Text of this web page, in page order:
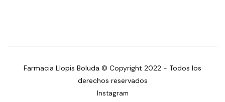
Farmacia Llopis Boluda © Copyright 2022 - Todos los
derechos reservados
Instagram